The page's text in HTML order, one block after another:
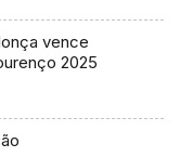
vence
2025